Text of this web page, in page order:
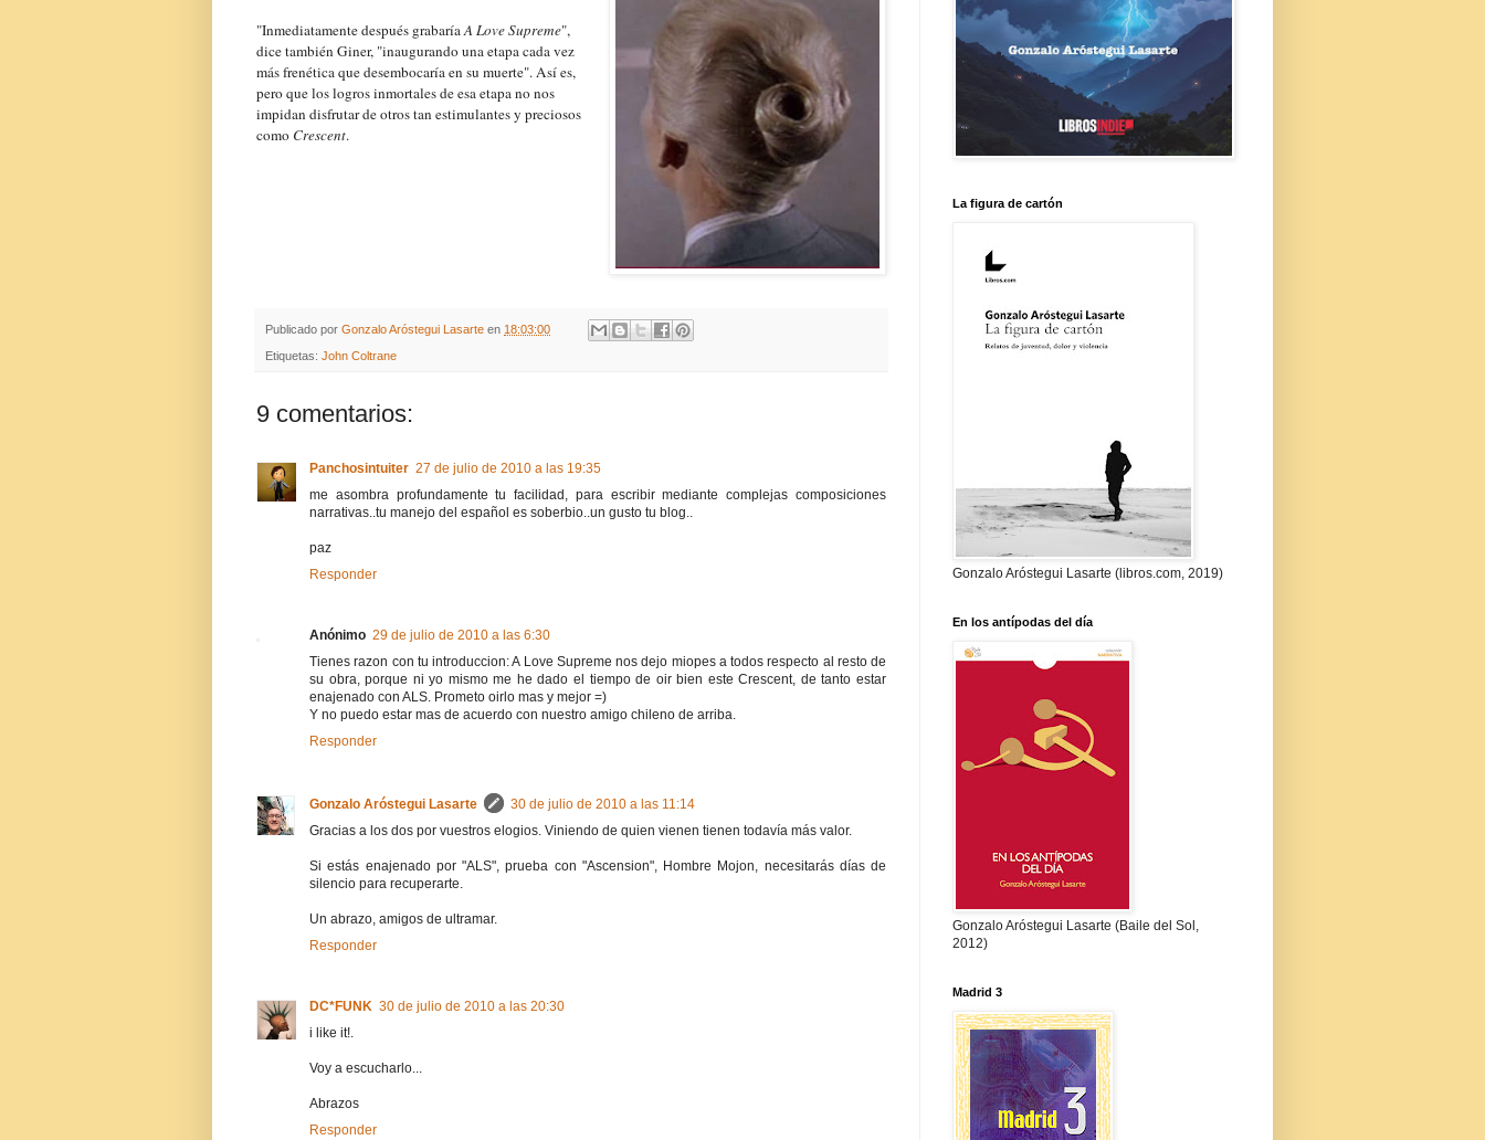
"Inmediatamente después grabaríaA Love Supreme",
dice también Giner, "inaugurando una etapa cada vez
más frenética que desembocaría en su muerte". Así es,
pero que los logros inmortales de esa etapa no nos
impidan disfrutar de otros tan estimulantes y preciosos
como Crescent.
Publicado por Gonzalo Aróstegui Lasarte en 18:03:00
Etiquetas: John Coltrane
9 comentarios:
Panchosintuiter 27 de julio de 2010 a las 19:35
me asombra profundamente tu facilidad, para escribir mediante complejas composiciones
narrativas..tu manejo del español es soberbio..un gusto tu blog..
paz
Responder
Anónimo 29 de julio de 2010 a las 6:30
Tienes razon con tu introduccion: A Love Supreme nos dejo miopes a todos respecto al resto de
su obra, porque ni yo mismo me he dado el tiempo de oir bien este Crescent, de tanto estar
enajenado con ALS. Prometo oirlo mas y mejor =)
Y no puedo estar mas de acuerdo con nuestro amigo chileno de arriba.
Responder
Gonzalo Aróstegui Lasarte
30 de julio de 2010 a las 11:14
Gracias a los dos por vuestros elogios. Viniendo de quien vienen tienen todavía más valor.
Si estás enajenado por "ALS", prueba con "Ascension", Hombre Mojon, necesitarás días de
silencio para recuperarte.
Un abrazo, amigos de ultramar.
Responder
DC*FUNK 30 de julio de 2010 a las 20:30
i like it!.
Voy a escucharlo...
Abrazos
Responder
La figura de cartón
Gonzalo Aróstegui Lasarte (libros.com, 2019)
En los antípodas del día
Gonzalo Aróstegui Lasarte (Baile del Sol,
2012)
Madrid 3